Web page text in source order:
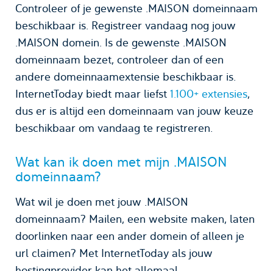
Controleer of je gewenste .MAISON domeinnaam
beschikbaar is. Registreer vandaag nog jouw
.MAISON domein. Is de gewenste .MAISON
domeinnaam bezet, controleer dan of een
andere domeinnaamextensie beschikbaar is.
InternetToday biedt maar liefst 1.100+ extensies,
dus er is altijd een domeinnaam van jouw keuze
beschikbaar om vandaag te registreren.
Wat kan ik doen met mijn .MAISON
domeinnaam?
Wat wil je doen met jouw .MAISON
domeinnaam? Mailen, een website maken, laten
doorlinken naar een ander domein of alleen je
url claimen? Met InternetToday als jouw